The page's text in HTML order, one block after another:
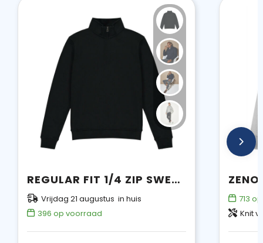
REGULAR FIT 1/4 ZIP SWEATSHIRT
Vrijdag 21 augustus in huis
396 op voorraad
713
Knit